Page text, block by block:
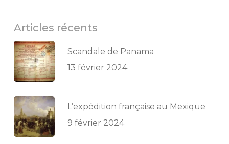
Articles récents
Scandale de Panama
13 février 2024
L’expédition française au Mexique
9 février 2024